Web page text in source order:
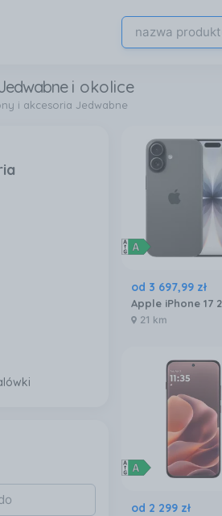
i okolice
i akcesoria Jedwabne
od 3 697,99 zł
21 km
od 2 299 zł